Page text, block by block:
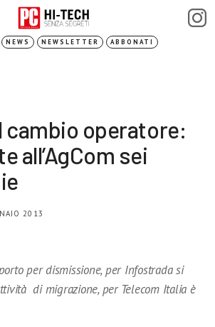
NEWS NEWSLETTER ABBONATI
cambio operatore:
all’AgCom sei
2013
per dismissione, per Infostrada si
di migrazione, per Telecom Italia è